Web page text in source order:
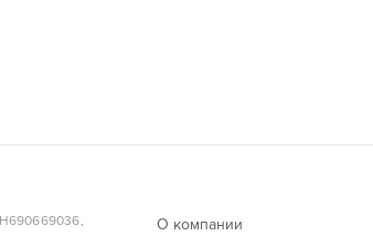
О компании